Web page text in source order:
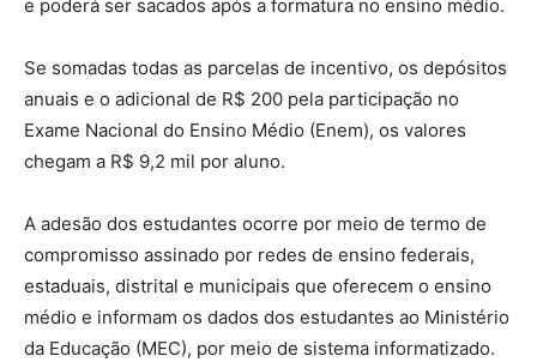
e poderá ser sacados após a formatura no ensino médio.
Se somadas todas as parcelas de incentivo, os depósitos
anuais e o adicional de R$ 200 pela participação no
Exame Nacional do Ensino Médio (Enem), os valores
chegam a R$ 9,2 mil por aluno.
A adesão dos estudantes ocorre por meio de termo de
compromisso assinado por redes de ensino federais,
estaduais, distrital e municipais que oferecem o ensino
médio e informam os dados dos estudantes ao Ministério
da Educação (MEC), por meio de sistema informatizado.